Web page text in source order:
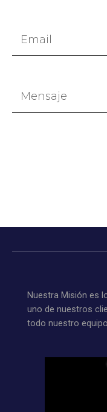
Nuestra Misión es
uno de nuestros
todo nuestro